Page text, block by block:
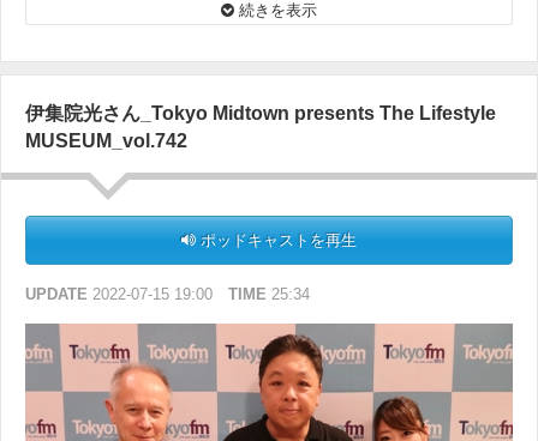
続きを表示
伊集院光さん_Tokyo Midtown presents The Lifestyle
MUSEUM_vol.742
ポッドキャストを再生
UPDATE 2022-07-15 19:00 TIME 25:34